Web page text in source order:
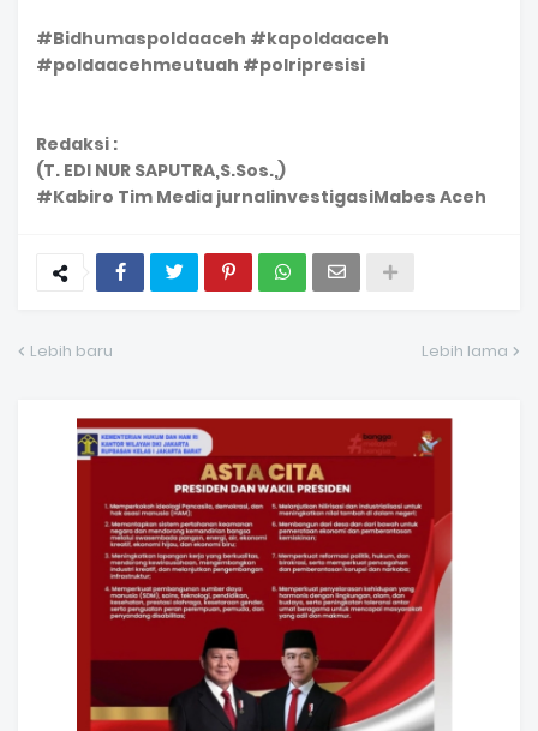
#Bidhumaspoldaaceh #kapoldaaceh
#poldaacehmeutuah #polripresisi
Redaksi :
(T. EDI NUR SAPUTRA,S.Sos.,)
#Kabiro Tim Media jurnalinvestigasiMabes Aceh
Lebih baru Lebih lama